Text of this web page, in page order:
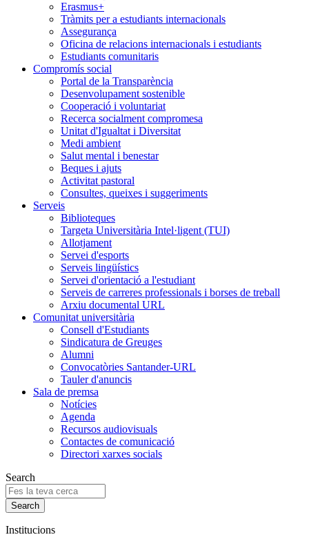
Erasmus+
Tràmits per a estudiants internacionals
Assegurança
Oficina de relacions internacionals i estudiants
Estudiants comunitaris
Compromís social
Portal de la Transparència
Desenvolupament sostenible
Cooperació i voluntariat
Recerca socialment compromesa
Unitat d'Igualtat i Diversitat
Medi ambient
Salut mental i benestar
Beques i ajuts
Activitat pastoral
Consultes, queixes i suggeriments
Serveis
Biblioteques
Targeta Universitària Intel·ligent (TUI)
Allotjament
Servei d'esports
Serveis lingüístics
Servei d'orientació a l'estudiant
Serveis de carreres professionals i borses de treball
Arxiu documental URL
Comunitat universitària
Consell d'Estudiants
Sindicatura de Greuges
Alumni
Convocatòries Santander-URL
Tauler d'anuncis
Sala de premsa
Notícies
Agenda
Recursos audiovisuals
Contactes de comunicació
Directori xarxes socials
Search
Institucions